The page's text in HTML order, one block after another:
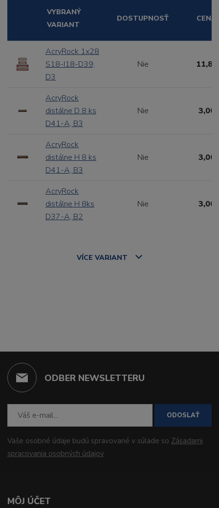
VYBRANÝ
VARIANT
DOSTUPNOSŤ CENA
AcryRock 1x28
S18-I18-D39,
D3
Nie
AcryRock
distálne D 8 ks
D41-A, B3
Nie 3,00
AcryRock
distálne H 8 ks
D41-A, B3
Nie 3,00
AcryRock
distálne H 8ks
D37-A, B2
Nie 3,00
VÍCE VARIANT
ODBER NEWSLETTERU
ODOSLAŤ
Vaše osobné údaje budú spravované v súlade so Zásadami
spracovania osobných údajov.
MÔJ ÚČET